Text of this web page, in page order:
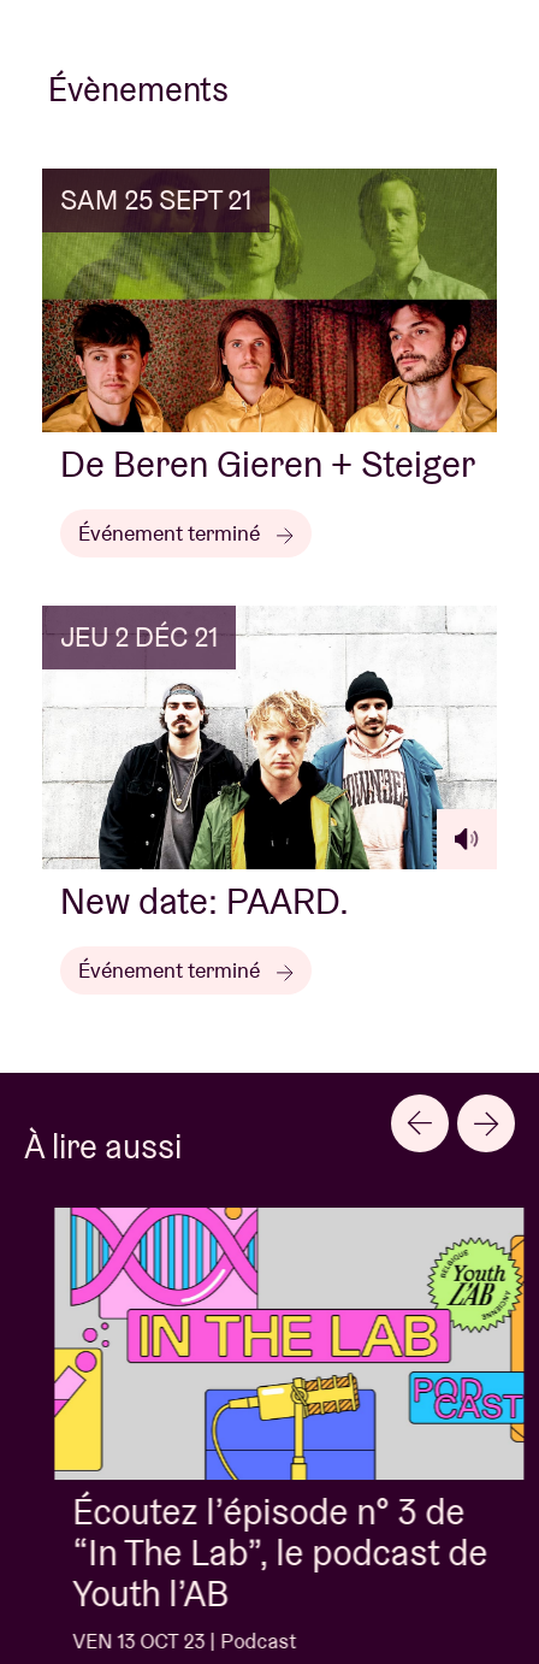
Évènements
SAM 25 SEPT 21
De Beren Gieren + Steiger
Événement terminé
JEU 2 DÉC 21
New date: PAARD.
Événement terminé
À lire aussi
Écoutez l’épisode n° 3 de
“In The Lab”, le podcast de
Youth l’AB
VEN 13 OCT 23 | Podcast